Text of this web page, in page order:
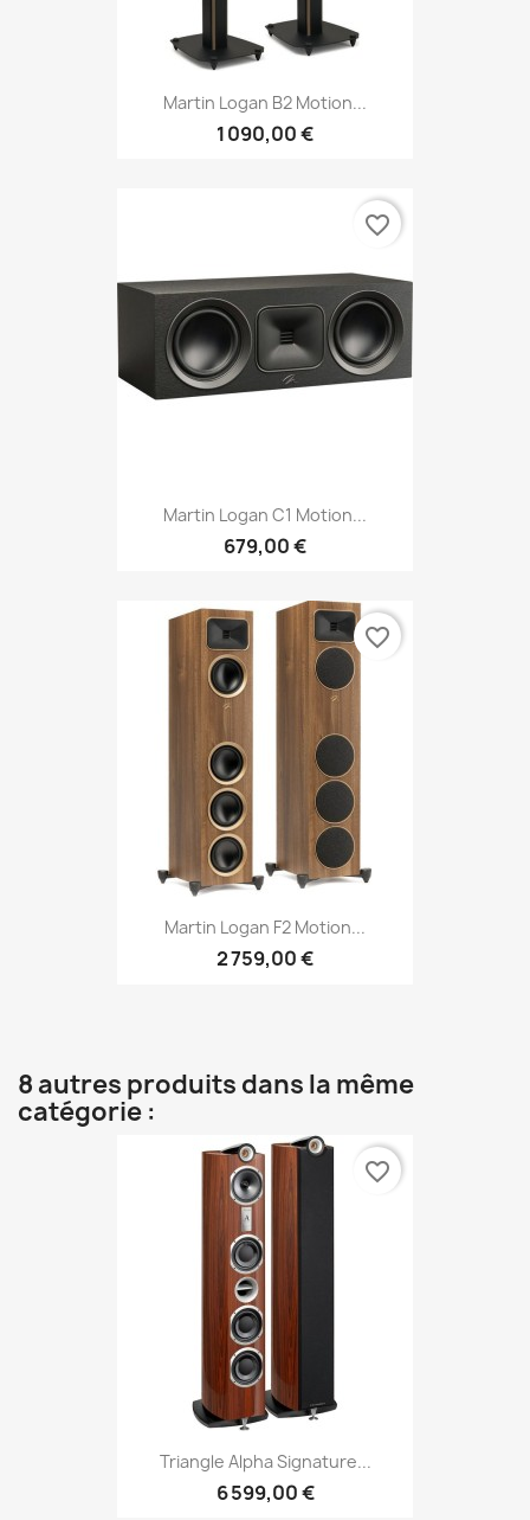
Martin Logan B2 Motion...
1 090,00 €
Martin Logan C1 Motion...
679,00 €
favorite_border
Martin Logan F2 Motion...
2 759,00 €
favorite_border
8 autres produits dans la même
catégorie :
Triangle Alpha Signature...
6 599,00 €
favorite_border